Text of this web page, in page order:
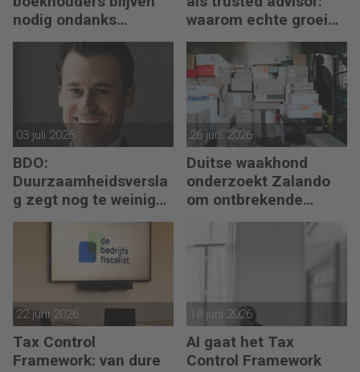
nodig ondanks
boekhoudsoftware
waarom echte groei
begint met reflectie
03 juli 2026
BDO:
Duurzaamheidsversla
g zegt nog te weinig
over waarde en risico’s
26 juni 2026
Duitse waakhond
onderzoekt Zalando
om ontbrekende
transactie in
22 juni 2026
Tax Control
Framework: van dure
18 juni 2026
AI gaat het Tax
Control Framework